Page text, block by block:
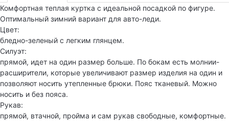
Комфортная теплая куртка с идеальной посадкой по фигуре.
Оптимальный зимний вариант для авто-леди.
Цвет:
бледно-зеленый с легким глянцем.
Силуэт:
прямой, идет на один размер больше. По бокам есть молнии-
расширители, которые увеличивают размер изделия на один и
позволяют носить утепленные брюки. Пояс тканевый. Можно
носить и без пояса.
Рукав:
прямой, втачной, пройма и сам рукав свободные, комфортные.